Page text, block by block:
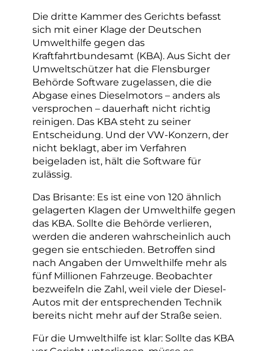
Die dritte Kammer des Gerichts befasst
sich mit einer Klage der Deutschen
Umwelthilfe gegen das
Kraftfahrtbundesamt (KBA). Aus Sicht der
Umweltschützer hat die Flensburger
Behörde Software zugelassen, die die
Abgase eines Dieselmotors – anders als
versprochen – dauerhaft nicht richtig
reinigen. Das KBA steht zu seiner
Entscheidung. Und der VW-Konzern, der
nicht beklagt, aber im Verfahren
beigeladen ist, hält die Software für
zulässig.
Das Brisante: Es ist eine von 120 ähnlich
gelagerten Klagen der Umwelthilfe gegen
das KBA. Sollte die Behörde verlieren,
werden die anderen wahrscheinlich auch
gegen sie entschieden. Betroffen sind
nach Angaben der Umwelthilfe mehr als
fünf Millionen Fahrzeuge. Beobachter
bezweifeln die Zahl, weil viele der Diesel-
Autos mit der entsprechenden Technik
bereits nicht mehr auf der Straße seien.
Für die Umwelthilfe ist klar: Sollte das KBA